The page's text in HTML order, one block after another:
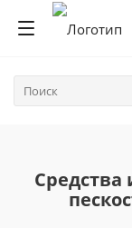
Средства